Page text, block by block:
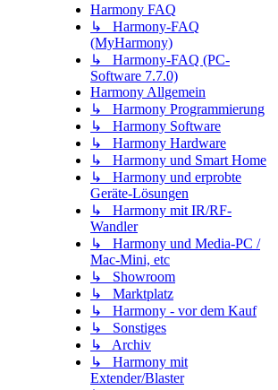
Harmony FAQ
↳ Harmony-FAQ
(MyHarmony)
↳ Harmony-FAQ (PC-
Software 7.7.0)
Harmony Allgemein
↳ Harmony Programmierung
↳ Harmony Software
↳ Harmony Hardware
↳ Harmony und Smart Home
↳ Harmony und erprobte
Geräte-Lösungen
↳ Harmony mit IR/RF-
Wandler
↳ Harmony und Media-PC /
Mac-Mini, etc
↳ Showroom
↳ Marktplatz
↳ Harmony - vor dem Kauf
↳ Sonstiges
↳ Archiv
↳ Harmony mit
Extender/Blaster